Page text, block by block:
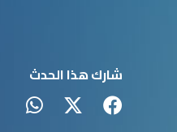
شارك هذا الحدث